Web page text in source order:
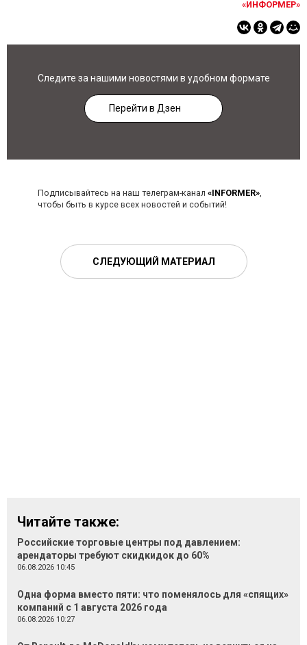
«ИНФОРМЕР»
Следите за нашими новостями в удобном формате
Перейти в Дзен
Подписывайтесь на наш телеграм-канал «INFORMER»
чтобы быть в курсе всех новостей и событий!
СЛЕДУЮЩИЙ МАТЕРИАЛ
Читайте также:
Российские торговые центры под давлением:
арендаторы требуют скидкидок до 60%
06.08.2026 10:45
Одна форма вместо пяти: что поменялось для «спящих»
компаний с 1 августа 2026 года
06.08.2026 10:27